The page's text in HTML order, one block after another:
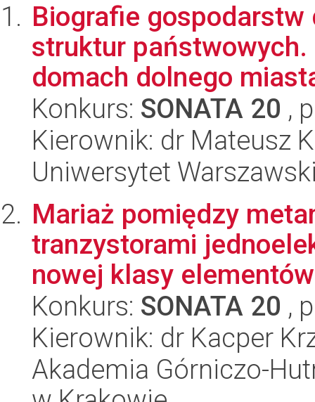
Biografie
struktur
domach dolnego
Konkurs: SONATA 20 ,
Kierownik: dr Mateusz
Uniwersytet
Mariaż pomiędzy
tranzystorami
nowej klasy
Konkurs: SONATA 20 ,
Kierownik: dr Kacper
Akademia Górniczo-